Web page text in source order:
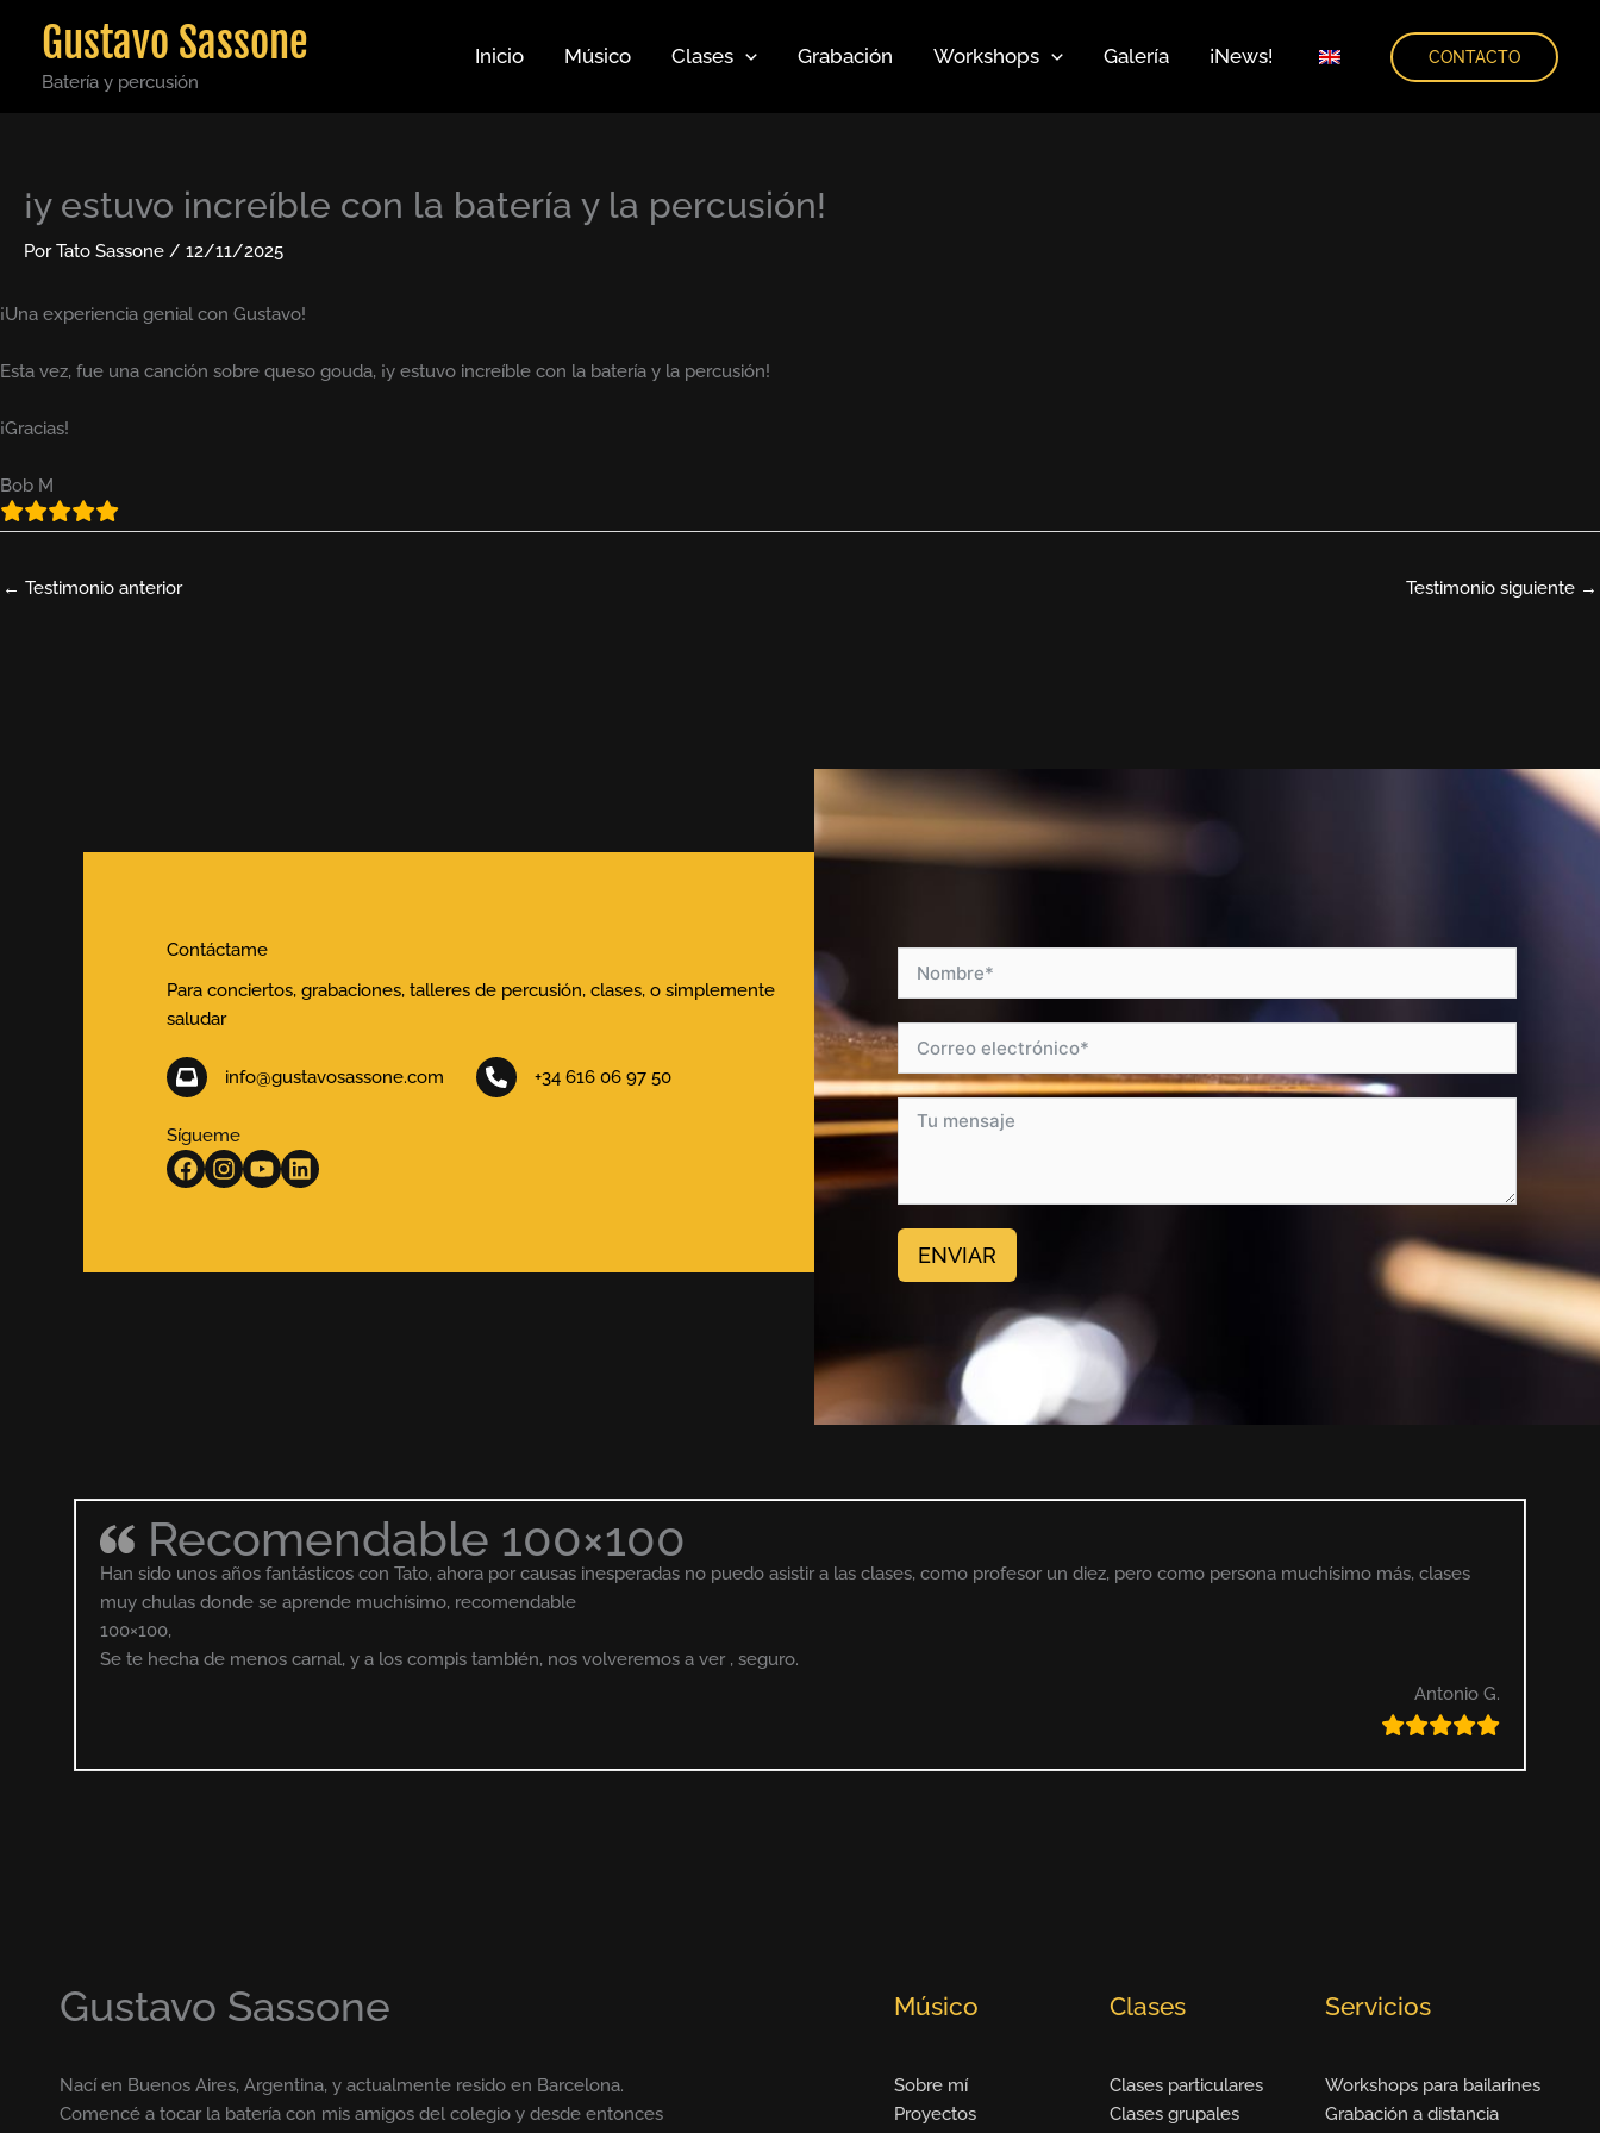
contenido
Gustavo Sassone
Batería y percusión
Inicio Músico Clases Grabación Workshops Galería ¡News! CONTACTO
¡y estuvo increíble con la batería y la percusión!
PorTato Sassone / 12/11/2025
¡Una experiencia genial con Gustavo!
Esta vez, fue una canción sobre queso gouda, ¡y estuvo increíble con la batería y la percusión!
¡Gracias!
Bob M
← Testimonio anterior Testimonio siguiente →
Contáctame
Para conciertos, grabaciones, talleres de percusión, clases, o simplemente
saludar
info@gustavosassone.com +34 616 06 97 50
Sígueme
ENVIAR
Recomendable 100×100
Han sido unos años fantásticos con Tato, ahora por causas inesperadas no puedo asistir a las clases, como profesor un diez, pero como persona muchísimo más, clases
muy chulas donde se aprende muchísimo, recomendable
100×100,
Se te hecha de menos carnal, y a los compis también, nos volveremos a ver , seguro.
Antonio G.
Gustavo Sassone
Nací en Buenos Aires, Argentina, y actualmente resido en Barcelona.
Comencé a tocar la batería con mis amigos del colegio y desde entonces
Músico
Sobre mí
Proyectos
Clases
Clases particulares
Clases grupales
Servicios
Workshops para bailarines
Grabación a distancia